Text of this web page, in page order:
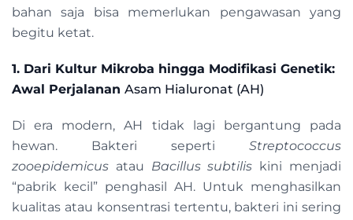
bahan saja bisa memerlukan pengawasan yang
begitu ketat.
1. Dari Kultur Mikroba hingga Modifikasi Genetik:
Awal Perjalanan Asam Hialuronat (AH)
Di era modern, AH tidak lagi bergantung pada
hewan. Bakteri seperti Streptococcus
zooepidemicus atau Bacillus subtilis kini menjadi
“pabrik kecil” penghasil AH. Untuk menghasilkan
kualitas atau konsentrasi tertentu, bakteri ini sering